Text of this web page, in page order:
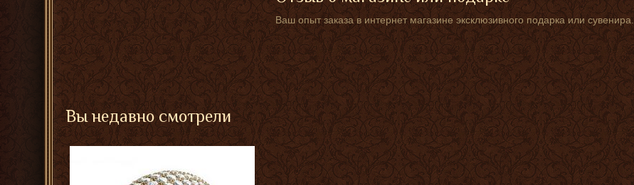
Ваш опыт заказа в интернет магазине эксклюзивного подарка или сувенира.
Вы недавно смотрели